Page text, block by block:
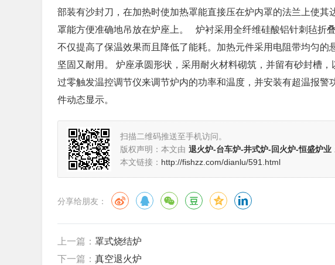
部装有沙封刀，在加热时使加热罩能直接压在炉内罩的法兰上使
罩能方便准确地吊放在炉座上。 炉衬采用全纤维硅酸铝针刺毡折
不仅提高了保温效果而且降低了能耗。加热元件采用电阻带均匀的
坚固又耐用。 炉座承圆形状，采用耐火材料砌筑，并留有砂封槽
过零触发温控调节仪来调节炉内的功率和温度，并安装有超温报
件动态显示。
扫描二维码推送至手机访问。
版权声明：本文由 退火炉-台车炉-井式炉-回火炉-恒盛炉业
本文链接： http://fishzz.com/dianlu/591.html
分享给朋友：
上一篇： 罩式烧结炉
下一篇： 真空退火炉